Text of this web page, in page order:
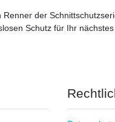
der
Schutz für Ihr